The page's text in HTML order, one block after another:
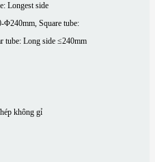
Longest side
Φ240mm, Square tube:
tube: Long side ≤240mm
không gỉ